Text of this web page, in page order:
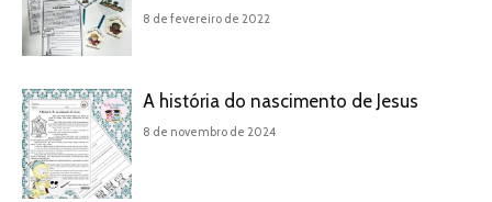
8 de fevereiro de 2022
A história do nascimento de Jesus
8 de novembro de 2024